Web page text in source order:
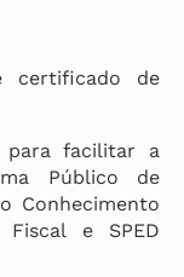
certificado de
para facilitar a
Público de
Conhecimento
Fiscal e SPED